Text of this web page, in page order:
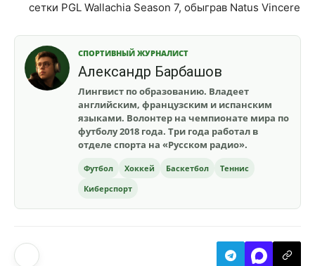
сетки PGL Wallachia Season 7, обыграв Natus Vincere
СПОРТИВНЫЙ ЖУРНАЛИСТ
Александр Барбашов
Лингвист по образованию. Владеет
английским, французским и испанским
языками. Волонтер на чемпионате мира по
футболу 2018 года. Три года работал в
отделе спорта на «Русском радио».
Футбол Хоккей Баскетбол
Теннис
Киберспорт